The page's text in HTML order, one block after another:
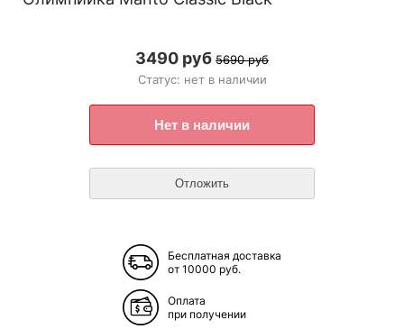
3490 руб 5690 руб
Статус: нет в наличии
Бесплатная доставка
от 10000 руб.
Оплата
при получении